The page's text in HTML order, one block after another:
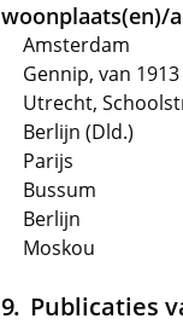
woonplaats(en)/
Amsterdam
Gennip, van
Utrecht,
Berlijn (Dld.)
Parijs
Bussum
Berlijn
Moskou
Publicaties